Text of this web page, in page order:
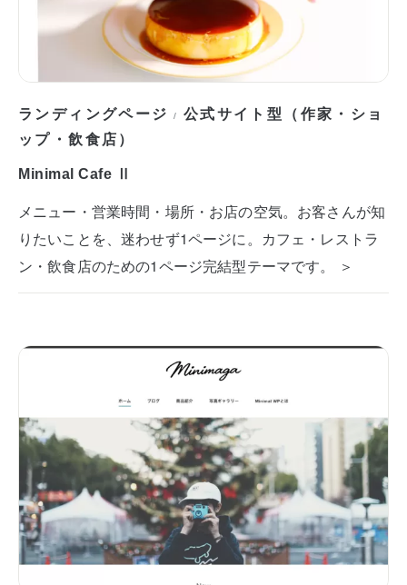
ランディングページ / 公式サイト型（作家・ショ
ップ・飲食店）
Minimal Cafe Ⅱ
メニュー・営業時間・場所・お店の空気。お客さんが知
りたいことを、迷わせず1ページに。カフェ・レストラ
ン・飲食店のための1ページ完結型テーマです。 ＞